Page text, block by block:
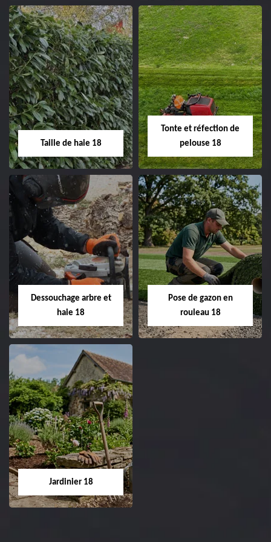
02.52.56.49.40
Elagage d'arbre 18
Entreprise élagage
d'arbre 18 Cher tel:
02.52.56.49.40
Abattage d'arbres
18
Entreprise abattage
Taille de haie 18
Taille de haie 18
Entreprise taille de haie
18 Cher tel:
02.52.56.49.40
Tonte et réfection de
pelouse 18
Tonte et réfection
de pelouse 18
Entreprise tonte et
Cher tel: 02.52.56.49.40
Dessouchage arbre et
haie 18
Dessouchage arbre
et haie 18
Entreprise dessouchage
arbre et haie 18 Cher
Pose de gazon en
rouleau 18
Jardinier 18